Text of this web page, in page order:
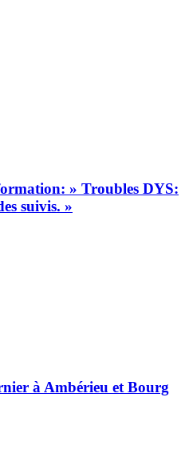
» Troubles DYS:
suivis. »
à Ambérieu et Bourg